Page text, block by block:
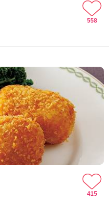
558
415